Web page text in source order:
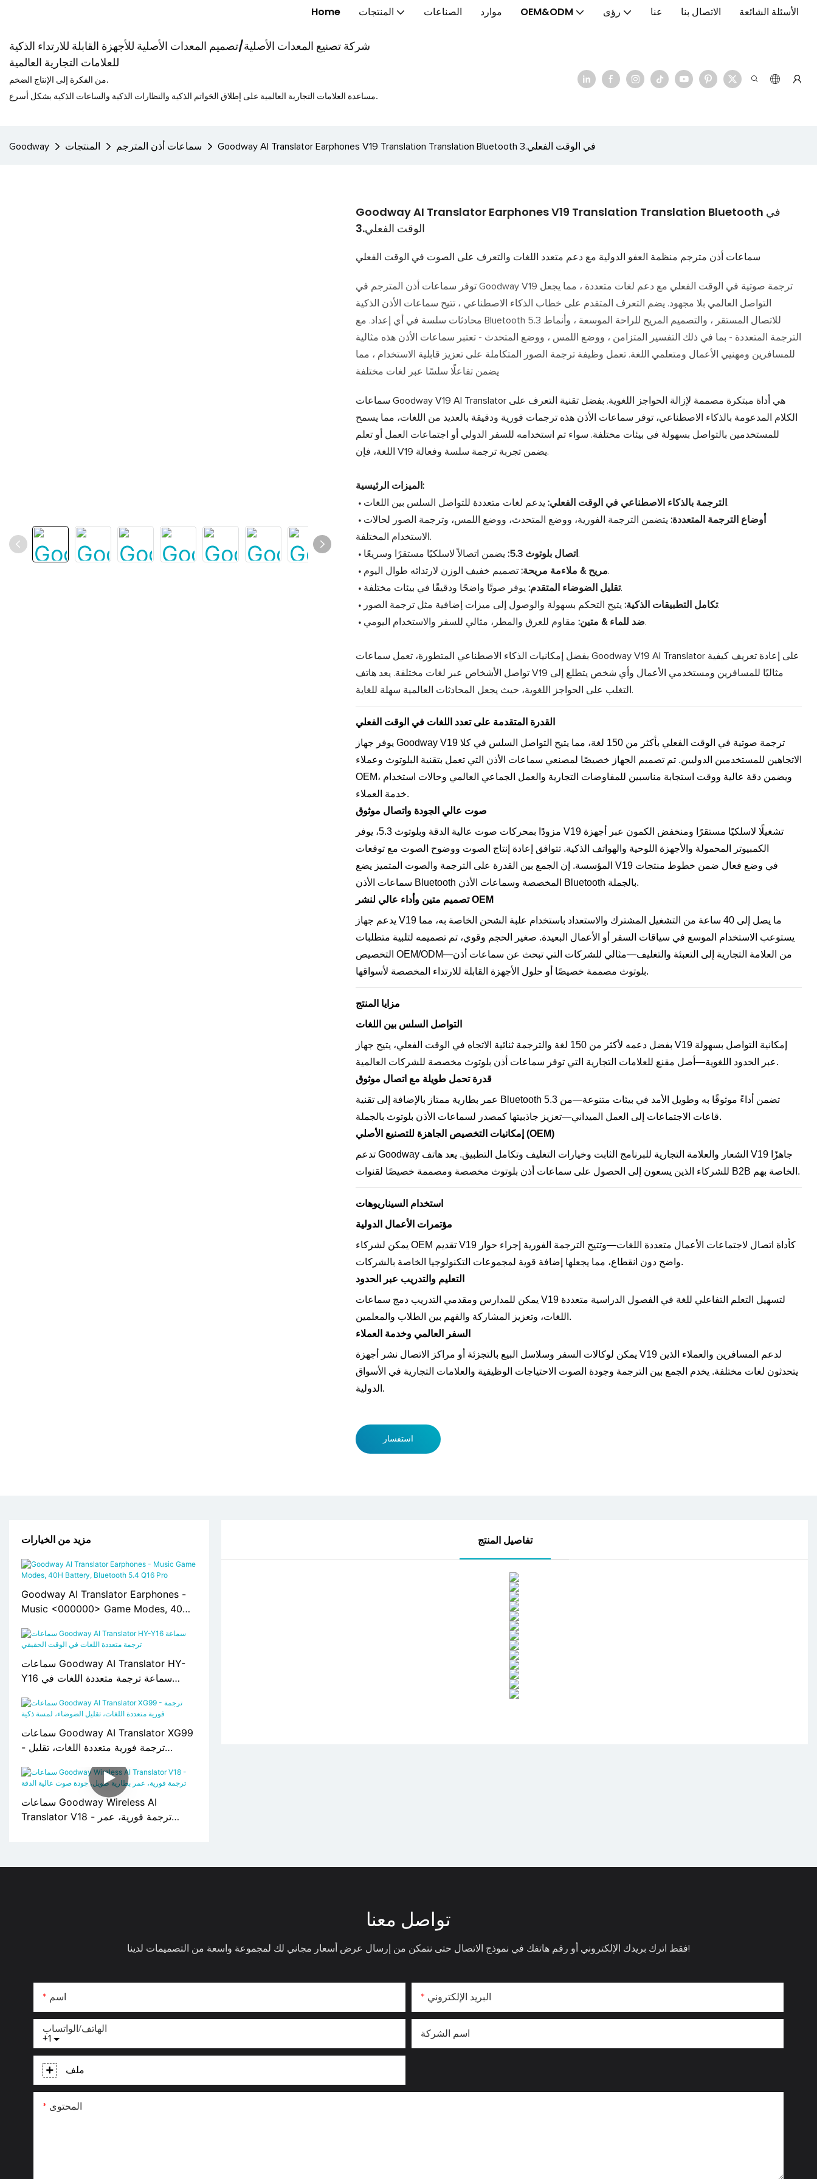
Home المنتجات الصناعات موارد OEM&ODM رؤى عنا الاتصال بنا الأسئلة الشائعة
شركة تصنيع المعدات الأصلية/تصميم المعدات الأصلية للأجهزة القابلة للارتداء الذكية
للعلامات التجارية العالمية
من الفكرة إلى الإنتاج الضخم.
مساعدة العلامات التجارية العالمية على إطلاق الخواتم الذكية والنظارات الذكية والساعات الذكية بشكل أسرع.
Goodway المنتجات سماعات أذن المترجم Goodway AI Translator Earphones V19 Translation Translation Bluetooth في الوقت الفعلي.3
Goodway AI Translator Earphones V19 Translation Translation Bluetooth في
الوقت الفعلي.3
سماعات أذن مترجم منظمة العفو الدولية مع دعم متعدد اللغات والتعرف على الصوت في الوقت الفعلي
توفر سماعات أذن المترجم في Goodway V19 ترجمة صوتية في الوقت الفعلي مع دعم لغات متعددة ، مما يجعل
التواصل العالمي بلا مجهود. يضم التعرف المتقدم على خطاب الذكاء الاصطناعي ، تتيح سماعات الأذن الذكية
محادثات سلسة في أي إعداد. مع Bluetooth 5.3 للاتصال المستقر ، والتصميم المريح للراحة الموسعة ، وأنماط
الترجمة المتعددة - بما في ذلك التفسير المتزامن ، ووضع اللمس ، ووضع المتحدث - تعتبر سماعات الأذن هذه مثالية
للمسافرين ومهنيي الأعمال ومتعلمي اللغة. تعمل وظيفة ترجمة الصور المتكاملة على تعزيز قابلية الاستخدام ، مما
يضمن تفاعلًا سلسًا عبر لغات مختلفة
سماعات Goodway V19 AI Translator هي أداة مبتكرة مصممة لإزالة الحواجز اللغوية. بفضل تقنية التعرف على
الكلام المدعومة بالذكاء الاصطناعي، توفر سماعات الأذن هذه ترجمات فورية ودقيقة بالعديد من اللغات، مما يسمح
للمستخدمين بالتواصل بسهولة في بيئات مختلفة. سواء تم استخدامه للسفر الدولي أو اجتماعات العمل أو تعلم
اللغة، فإن V19 يضمن تجربة ترجمة سلسة وفعالة.
الميزات الرئيسية:
• الترجمة بالذكاء الاصطناعي في الوقت الفعلي: يدعم لغات متعددة للتواصل السلس بين اللغات.
• أوضاع الترجمة المتعددة: يتضمن الترجمة الفورية، ووضع المتحدث، ووضع اللمس، وترجمة الصور لحالات
الاستخدام المختلفة.
• اتصال بلوتوث 5.3: يضمن اتصالاً لاسلكيًا مستقرًا وسريعًا.
• مريح & ملاءمة مريحة:تصميم خفيف الوزن لارتدائه طوال اليوم.
• تقليل الضوضاء المتقدم:يوفر صوتًا واضحًا ودقيقًا في بيئات مختلفة.
• تكامل التطبيقات الذكية:يتيح التحكم بسهولة والوصول إلى ميزات إضافية مثل ترجمة الصور.
• ضد للماء & متين:مقاوم للعرق والمطر، مثالي للسفر والاستخدام اليومي.
بفضل إمكانيات الذكاء الاصطناعي المتطورة، تعمل سماعات Goodway V19 AI Translator على إعادة تعريف كيفية
تواصل الأشخاص عبر لغات مختلفة. يعد هاتف V19 مثاليًا للمسافرين ومستخدمي الأعمال وأي شخص يتطلع إلى
التغلب على الحواجز اللغوية، حيث يجعل المحادثات العالمية سهلة للغاية.
القدرة المتقدمة على تعدد اللغات في الوقت الفعلي
يوفر جهاز Goodway V19 ترجمة صوتية في الوقت الفعلي بأكثر من 150 لغة، مما يتيح التواصل السلس في كلا
الاتجاهين للمستخدمين الدوليين. تم تصميم الجهاز خصيصًا لمصنعي سماعات الأذن التي تعمل بتقنية البلوتوث وعملاء
OEM، ويضمن دقة عالية ووقت استجابة مناسبين للمفاوضات التجارية والعمل الجماعي العالمي وحالات استخدام
خدمة العملاء.
صوت عالي الجودة واتصال موثوق
مزودًا بمحركات صوت عالية الدقة وبلوتوث 5.3، يوفر V19 تشغيلًا لاسلكيًا مستقرًا ومنخفض الكمون عبر أجهزة
الكمبيوتر المحمولة والأجهزة اللوحية والهواتف الذكية. تتوافق إعادة إنتاج الصوت ووضوح الصوت مع توقعات
المؤسسة. إن الجمع بين القدرة على الترجمة والصوت المتميز يضع V19 في وضع فعال ضمن خطوط منتجات
سماعات الأذن Bluetooth المخصصة وسماعات الأذن Bluetooth بالجملة.
تصميم متين وأداء عالي لنشر OEM
يدعم جهاز V19 ما يصل إلى 40 ساعة من التشغيل المشترك والاستعداد باستخدام علبة الشحن الخاصة به، مما
يستوعب الاستخدام الموسع في سياقات السفر أو الأعمال البعيدة. صغير الحجم وقوي، تم تصميمه لتلبية متطلبات
التخصيص OEM/ODM—من العلامة التجارية إلى التعبئة والتغليف—مثالي للشركات التي تبحث عن سماعات أذن
بلوتوث مصممة خصيصًا أو حلول الأجهزة القابلة للارتداء المخصصة لأسواقها.
مزايا المنتج
التواصل السلس بين اللغات
بفضل دعمه لأكثر من 150 لغة والترجمة ثنائية الاتجاه في الوقت الفعلي، يتيح جهاز V19 إمكانية التواصل بسهولة
عبر الحدود اللغوية—أصل مقنع للعلامات التجارية التي توفر سماعات أذن بلوتوث مخصصة للشركات العالمية.
قدرة تحمل طويلة مع اتصال موثوق
عمر بطارية ممتاز بالإضافة إلى تقنية Bluetooth 5.3 تضمن أداءً موثوقًا به وطويل الأمد في بيئات متنوعة—من
قاعات الاجتماعات إلى العمل الميداني—تعزيز جاذبيتها كمصدر لسماعات الأذن بلوتوث بالجملة.
إمكانيات التخصيص الجاهزة للتصنيع الأصلي (OEM)
تدعم Goodway الشعار والعلامة التجارية للبرنامج الثابت وخيارات التغليف وتكامل التطبيق. يعد هاتف V19 جاهزًا
للشركاء الذين يسعون إلى الحصول على سماعات أذن بلوتوث مخصصة ومصممة خصيصًا لقنوات B2B الخاصة بهم.
استخدام السيناريوهات
مؤتمرات الأعمال الدولية
يمكن لشركاء OEM تقديم V19 كأداة اتصال لاجتماعات الأعمال متعددة اللغات—وتتيح الترجمة الفورية إجراء حوار
واضح دون انقطاع، مما يجعلها إضافة قوية لمجموعات التكنولوجيا الخاصة بالشركات.
التعليم والتدريب عبر الحدود
يمكن للمدارس ومقدمي التدريب دمج سماعات V19 لتسهيل التعلم التفاعلي للغة في الفصول الدراسية متعددة
اللغات، وتعزيز المشاركة والفهم بين الطلاب والمعلمين.
السفر العالمي وخدمة العملاء
يمكن لوكالات السفر وسلاسل البيع بالتجزئة أو مراكز الاتصال نشر أجهزة V19 لدعم المسافرين والعملاء الذين
يتحدثون لغات مختلفة. يخدم الجمع بين الترجمة وجودة الصوت الاحتياجات الوظيفية والعلامات التجارية في الأسواق
الدولية.
استفسار
تفاصيل المنتج مزيد من الخيارات
Goodway AI Translator Earphones -
Music <000000> Game Modes, 40H
سماعات Goodway AI Translator HY-
Y16 سماعة ترجمة متعددة اللغات في
سماعات Goodway AI Translator XG99
- ترجمة فورية متعددة اللغات، تقليل
سماعات Goodway Wireless AI
Translator V18 - ترجمة فورية، عمر
تواصل معنا
فقط اترك بريدك الإلكتروني أو رقم هاتفك في نموذج الاتصال حتى نتمكن من إرسال عرض أسعار مجاني لك لمجموعة واسعة من التصميمات لدينا!
اسم البريد الإلكتروني
+1
الهاتف/الواتساب اسم الشركة
ملف
المحتوى